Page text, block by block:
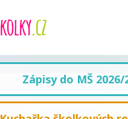
Zápisy do MŠ 2026/